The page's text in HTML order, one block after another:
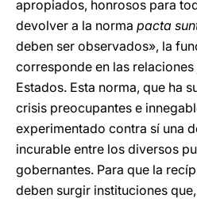
apropiados, honrosos para
devolver a la norma pacta
deben ser observados», la
corresponde en las
Estados. Esta norma, que ha
crisis preocupantes e
experimentado contra sí una
incurable entre los diversos
gobernantes. Para que la
deben surgir instituciones